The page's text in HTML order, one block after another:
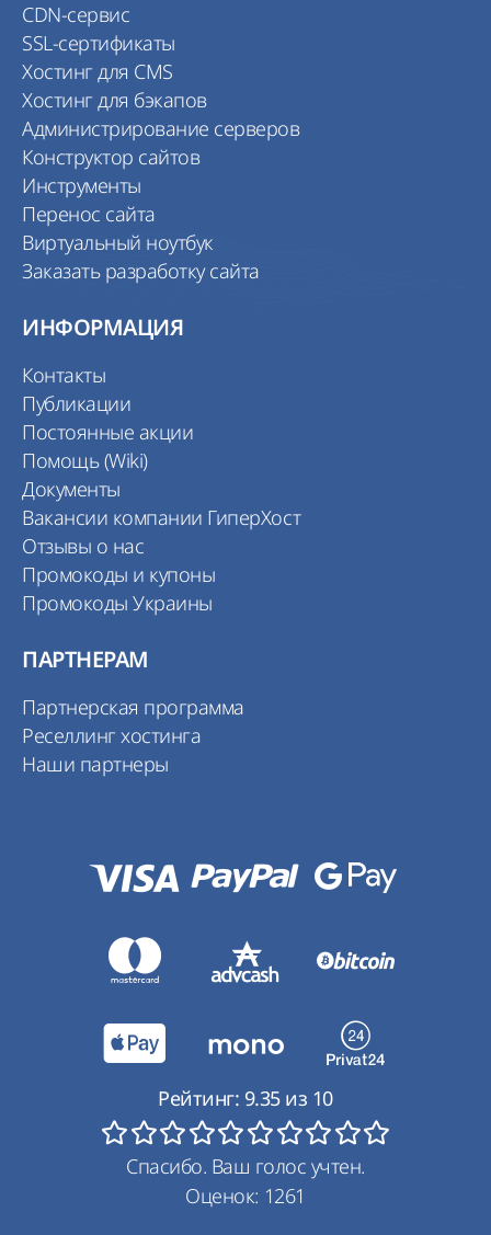
CDN-сервис
SSL-сертификаты
Хостинг для CMS
Хостинг для бэкапов
Администрирование серверов
Конструктор сайтов
Инструменты
Перенос сайта
Виртуальный ноутбук
Заказать разработку сайта
ИНФОРМАЦИЯ
Контакты
Публикации
Постоянные акции
Помощь (Wiki)
Документы
Вакансии компании ГиперХост
Отзывы о нас
Промокоды и купоны
Промокоды Украины
ПАРТНЕРАМ
Партнерская программа
Реселлинг хостинга
Наши партнеры
Рейтинг: 9.35из 10
Спасибо. Ваш голос учтен.
Оценок: 1261